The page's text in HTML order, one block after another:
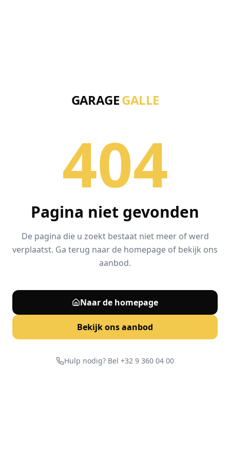
GARAGEGALLE
404
Pagina niet gevonden
De pagina die u zoekt bestaat niet meer of werd
verplaatst. Ga terug naar de homepage of bekijk ons
aanbod.
Naar de homepage
Bekijk ons aanbod
Hulp nodig? Bel +32 9 360 04 00